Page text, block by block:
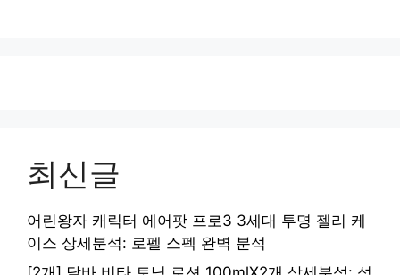
최신글
어린왕자 캐릭터 에어팟 프로3 3세대 투명 젤리 케
이스 상세분석: 로펠 스펙 완벽 분석